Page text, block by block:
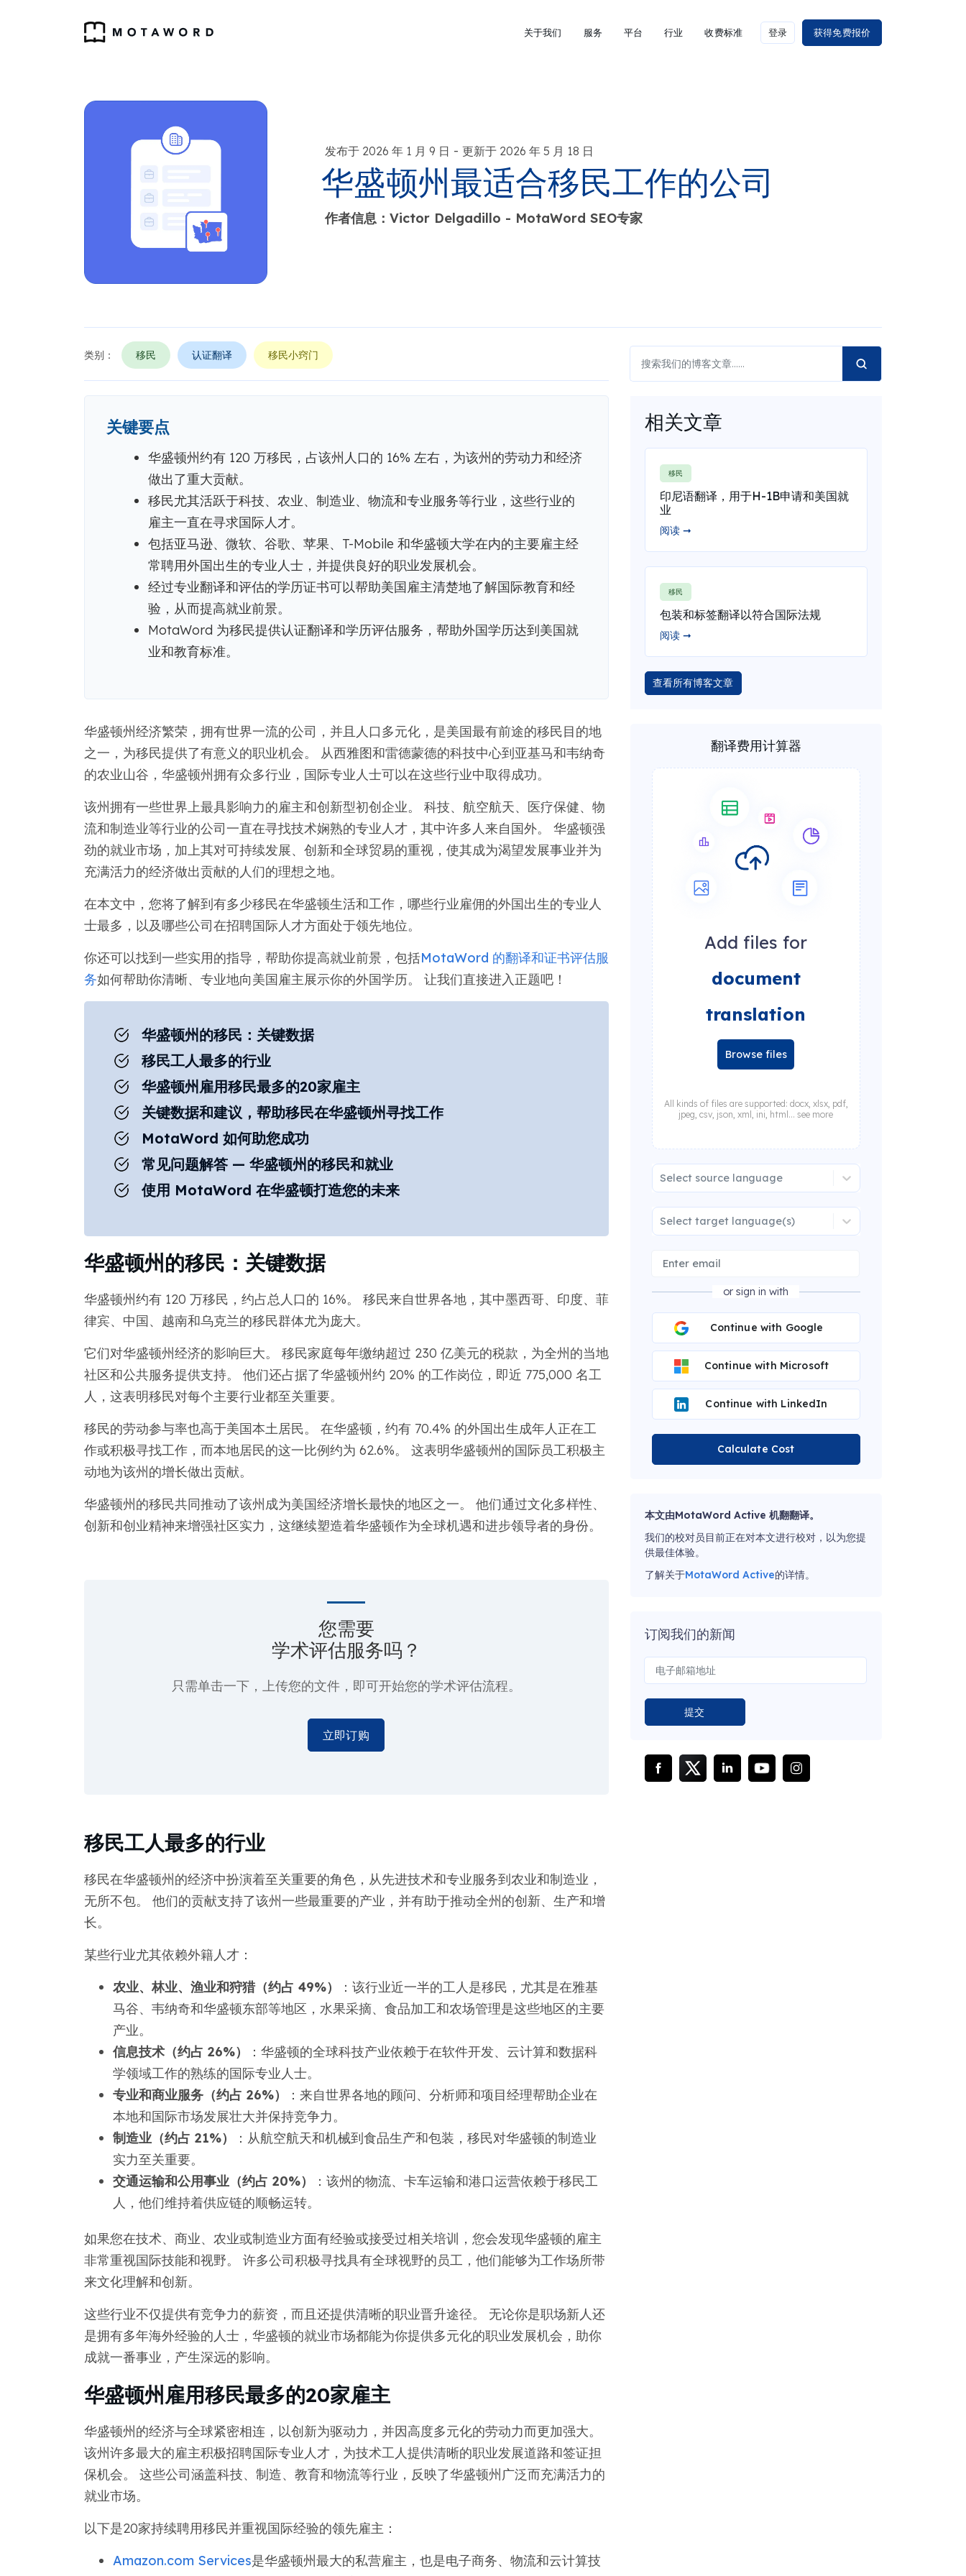
关于我们 服务 平台 行业 收费标准 登录 获得免费报价
发布于 2026 年 1 月 9 日 - 更新于 2026 年 5 月 18 日
华盛顿州最适合移民工作的公司
作者信息：Victor Delgadillo - MotaWord SEO专家
类别： 移民 认证翻译 移民小窍门
关键要点
华盛顿州约有 120 万移民，占该州人口的 16% 左右，为该州的劳动力和经济
做出了重大贡献。
移民尤其活跃于科技、农业、制造业、物流和专业服务等行业，这些行业的
雇主一直在寻求国际人才。
包括亚马逊、微软、谷歌、苹果、T-Mobile 和华盛顿大学在内的主要雇主经
常聘用外国出生的专业人士，并提供良好的职业发展机会。
经过专业翻译和评估的学历证书可以帮助美国雇主清楚地了解国际教育和经
验，从而提高就业前景。
MotaWord 为移民提供认证翻译和学历评估服务，帮助外国学历达到美国就
业和教育标准。
华盛顿州经济繁荣，拥有世界一流的公司，并且人口多元化，是美国最有前途的移民目的地
之一，为移民提供了有意义的职业机会。 从西雅图和雷德蒙德的科技中心到亚基马和韦纳奇
的农业山谷，华盛顿州拥有众多行业，国际专业人士可以在这些行业中取得成功。
该州拥有一些世界上最具影响力的雇主和创新型初创企业。 科技、航空航天、医疗保健、物
流和制造业等行业的公司一直在寻找技术娴熟的专业人才，其中许多人来自国外。 华盛顿强
劲的就业市场，加上其对可持续发展、创新和全球贸易的重视，使其成为渴望发展事业并为
充满活力的经济做出贡献的人们的理想之地。
在本文中，您将了解到有多少移民在华盛顿生活和工作，哪些行业雇佣的外国出生的专业人
士最多，以及哪些公司在招聘国际人才方面处于领先地位。
你还可以找到一些实用的指导，帮助你提高就业前景，包括MotaWord 的翻译和证书评估服
务如何帮助你清晰、专业地向美国雇主展示你的外国学历。 让我们直接进入正题吧！
华盛顿州的移民：关键数据
移民工人最多的行业
华盛顿州雇用移民最多的20家雇主
关键数据和建议，帮助移民在华盛顿州寻找工作
MotaWord 如何助您成功
常见问题解答 — 华盛顿州的移民和就业
使用 MotaWord 在华盛顿打造您的未来
华盛顿州的移民：关键数据
华盛顿州约有 120 万移民，约占总人口的 16%。 移民来自世界各地，其中墨西哥、印度、菲
律宾、中国、越南和乌克兰的移民群体尤为庞大。
它们对华盛顿州经济的影响巨大。 移民家庭每年缴纳超过 230 亿美元的税款，为全州的当地
社区和公共服务提供支持。 他们还占据了华盛顿州约 20% 的工作岗位，即近 775,000 名工
人，这表明移民对每个主要行业都至关重要。
移民的劳动参与率也高于美国本土居民。 在华盛顿，约有 70.4% 的外国出生成年人正在工
作或积极寻找工作，而本地居民的这一比例约为 62.6%。 这表明华盛顿州的国际员工积极主
动地为该州的增长做出贡献。
华盛顿州的移民共同推动了该州成为美国经济增长最快的地区之一。 他们通过文化多样性、
创新和创业精神来增强社区实力，这继续塑造着华盛顿作为全球机遇和进步领导者的身份。
您需要
学术评估服务吗？
只需单击一下，上传您的文件，即可开始您的学术评估流程。
立即订购
移民工人最多的行业
移民在华盛顿州的经济中扮演着至关重要的角色，从先进技术和专业服务到农业和制造业，
无所不包。 他们的贡献支持了该州一些最重要的产业，并有助于推动全州的创新、生产和增
长。
某些行业尤其依赖外籍人才：
农业、林业、渔业和狩猎（约占 49%）
：该行业近一半的工人是移民，尤其是在雅基
马谷、韦纳奇和华盛顿东部等地区，水果采摘、食品加工和农场管理是这些地区的主要
产业。
信息技术（约占 26%）
：华盛顿的全球科技产业依赖于在软件开发、云计算和数据科
学领域工作的熟练的国际专业人士。
专业和商业服务（约占 26%）
：来自世界各地的顾问、分析师和项目经理帮助企业在
本地和国际市场发展壮大并保持竞争力。
制造业（约占 21%）
：从航空航天和机械到食品生产和包装，移民对华盛顿的制造业
实力至关重要。
交通运输和公用事业（约占 20%）
：该州的物流、卡车运输和港口运营依赖于移民工
人，他们维持着供应链的顺畅运转。
如果您在技术、商业、农业或制造业方面有经验或接受过相关培训，您会发现华盛顿的雇主
非常重视国际技能和视野。 许多公司积极寻找具有全球视野的员工，他们能够为工作场所带
来文化理解和创新。
这些行业不仅提供有竞争力的薪资，而且还提供清晰的职业晋升途径。 无论你是职场新人还
是拥有多年海外经验的人士，华盛顿的就业市场都能为你提供多元化的职业发展机会，助你
成就一番事业，产生深远的影响。
华盛顿州雇用移民最多的20家雇主
华盛顿州的经济与全球紧密相连，以创新为驱动力，并因高度多元化的劳动力而更加强大。
该州许多最大的雇主积极招聘国际专业人才，为技术工人提供清晰的职业发展道路和签证担
保机会。 这些公司涵盖科技、制造、教育和物流等行业，反映了华盛顿州广泛而充满活力的
就业市场。
以下是20家持续聘用移民并重视国际经验的领先雇主：
Amazon.com Services是华盛顿州最大的私营雇主，也是电子商务、物流和云计算技
相关文章
移民
印尼语翻译，用于H-1B申请和美国就
业
阅读 ➞
移民
包装和标签翻译以符合国际法规
阅读 ➞
查看所有博客文章
翻译费用计算器
Add files for
document
translation
Browse files
All kinds of files are supported: docx, xlsx, pdf,
jpeg, csv, json, xml, ini, html... see more
Select source language
Select target language(s)
or sign in with
Continue with Google
Continue with Microsoft
Continue with LinkedIn
Calculate Cost
本文由MotaWord Active 机翻翻译。
我们的校对员目前正在对本文进行校对，以为您提
供最佳体验。
了解关于MotaWord Active的详情。
订阅我们的新闻
提交